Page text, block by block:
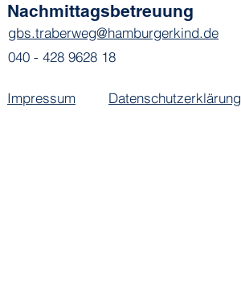
Nachmittagsbetreuung
gbs.traberweg@hamburgerkind.de
040 - 428 9628 18
Impressum Datenschutzerklärung